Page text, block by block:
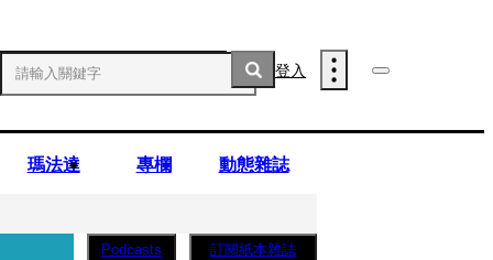
登入
瑪法達 專欄 動態雜誌
Podcasts 訂閱紙本雜誌